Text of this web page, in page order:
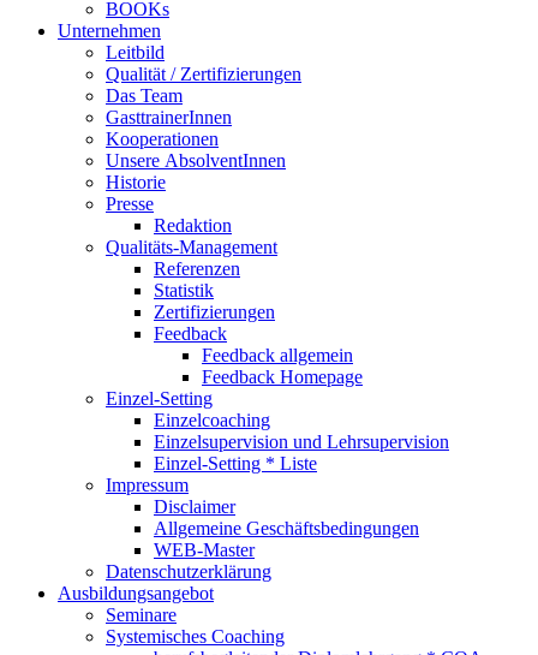
BOOKs
Unternehmen
Leitbild
Qualität / Zertifizierungen
Das Team
GasttrainerInnen
Kooperationen
Unsere AbsolventInnen
Historie
Presse
Redaktion
Qualitäts-Management
Referenzen
Statistik
Zertifizierungen
Feedback
Feedback allgemein
Feedback Homepage
Einzel-Setting
Einzelcoaching
Einzelsupervision und Lehrsupervision
Einzel-Setting * Liste
Impressum
Disclaimer
Allgemeine Geschäftsbedingungen
WEB-Master
Datenschutzerklärung
Ausbildungsangebot
Seminare
Systemisches Coaching